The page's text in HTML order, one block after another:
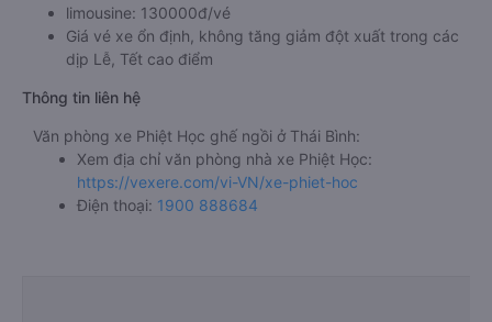
limousine: 130000đ/vé
Giá vé xe ổn định, không tăng giảm đột xuất trong các
dịp Lễ, Tết cao điểm
Thông tin liên hệ
Văn phòng xe Phiệt Học ghế ngồi ở Thái Bình:
Xem địa chỉ văn phòng nhà xe Phiệt Học:
https://vexere.com/vi-VN/xe-phiet-hoc
Điện thoại: 1900 888684